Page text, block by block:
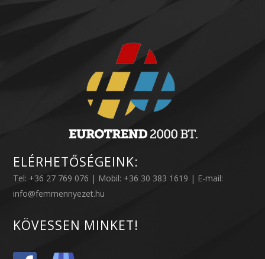
ELÉRHETŐSÉGEINK:
Tel: +36 27 769 076 | Mobil: +36 30 383 1619 | E-mail:
info@femmennyezet.hu
KÖVESSEN MINKET!